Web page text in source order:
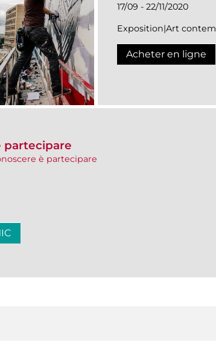
17/09 - 22/11/2020
Exposition|Art
Acheter en ligne
partecipare
è partecipare